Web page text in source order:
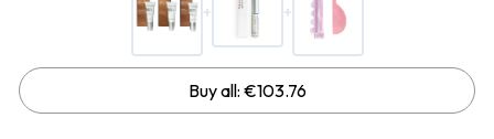
+ +
Buy all: €103.76